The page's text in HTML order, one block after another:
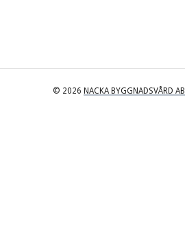
© 2026 NACKA BYGGNADSVÅRD AB